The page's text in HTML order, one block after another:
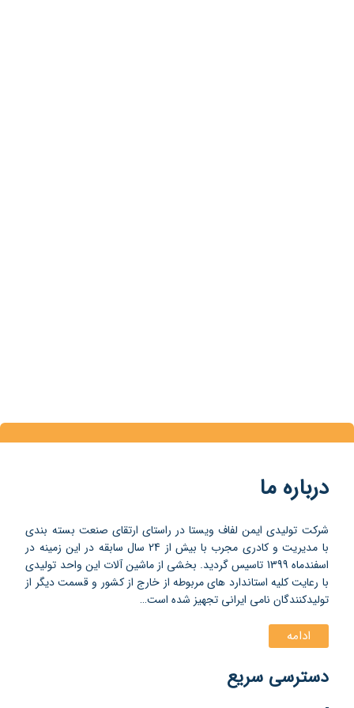
درباره ما
شرکت تولیدی ایمن لفاف ویستا در راستای ارتقای صنعت بسته بندی
با مدیریت و کادری مجرب با بیش از 24 سال سابقه در این زمینه در
اسفندماه 1399 تاسیس گردید. بخشی از ماشین آلات این واحد تولیدی
با رعایت کلیه استاندارد های مربوطه از خارج از کشور و قسمت دیگر از
تولیدکنندگان نامی ایرانی تجهیز شده است…
ادامه
دسترسی سریع